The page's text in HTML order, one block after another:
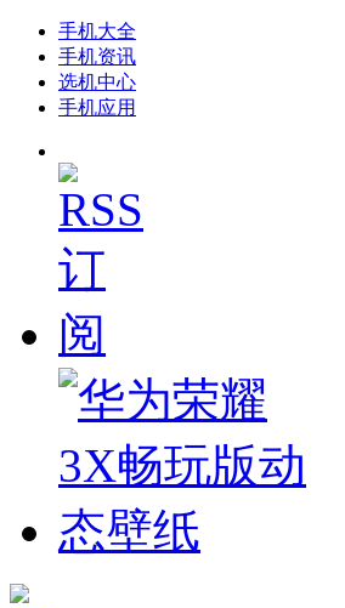
手机大全
手机资讯
选机中心
手机应用